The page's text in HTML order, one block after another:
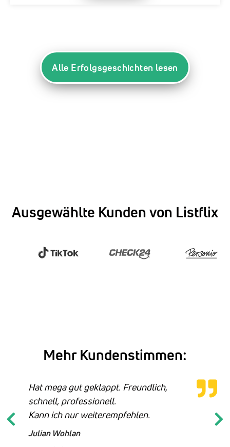
Alle Erfolgsgeschichten lesen
Ausgewählte Kunden von Listflix
Mehr Kundenstimmen:
Hat mega gut geklappt. Freundlich,
schnell, professionell.
Kann ich nur weiterempfehlen.
Julian Wohlan